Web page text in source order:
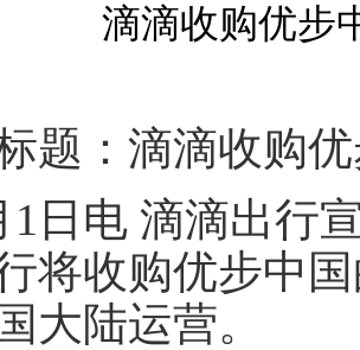
滴滴收购优步
：滴滴收购优
电 滴滴出行宣
将收购优步中
大陆运营。